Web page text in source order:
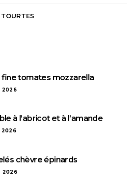
tomates mozzarella
2026
à l’abricot et à l’amande
2026
chèvre épinards
2026